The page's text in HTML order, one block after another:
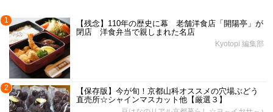
1
【残念】110年の歴史に幕 老舗洋食店「開陽亭」が
閉店 洋食弁当で親しまれた名店
Kyotopi 編集部
2
【保存版】今が旬！京都山科オススメの穴場ぶどう
直売所☆シャインマスカット他【厳選３】